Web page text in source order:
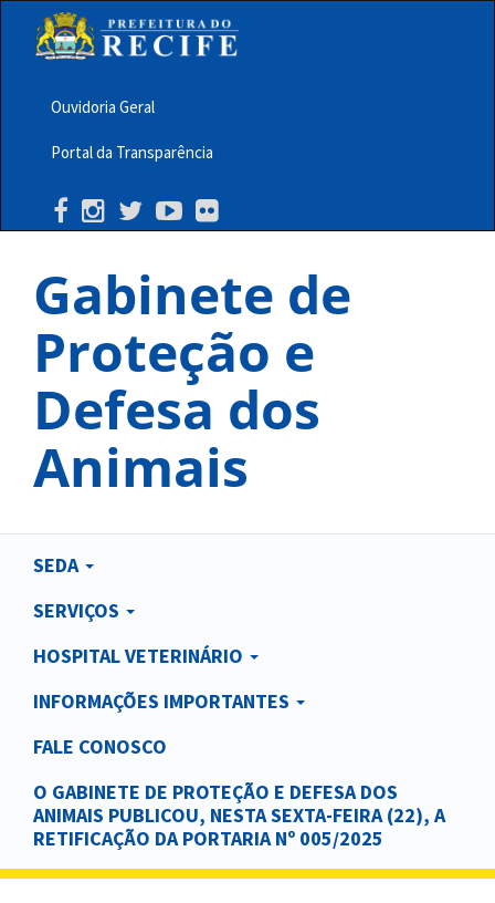
principalMenu
Barra
Topo
PCR
Ouvidoria Geral
Portal da Transparência
Gabinete de
Proteção e
Defesa dos
Animais
Main
navigation
SEDA
SERVIÇOS
HOSPITAL VETERINÁRIO
INFORMAÇÕES IMPORTANTES
FALE CONOSCO
O GABINETE DE PROTEÇÃO E DEFESA DOS
ANIMAIS PUBLICOU, NESTA SEXTA-FEIRA (22), A
RETIFICAÇÃO DA PORTARIA Nº 005/2025